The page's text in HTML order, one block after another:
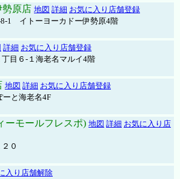
勢原店 地図 詳細 お気に入り店舗登録
1 イトーヨーカドー伊勢原4階
詳細 お気に入り店舗登録
目６-１海老名マルイ4階
地図 詳細 お気に入り店舗登録
ーと海老名4F
ーモールフレスポ) 地図 詳細 お気に入り店
０
入り店舗解除